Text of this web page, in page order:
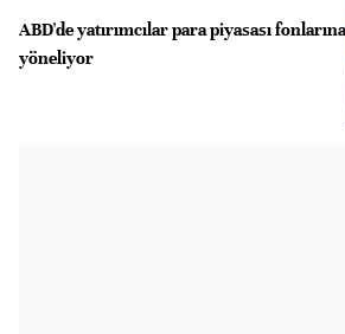
ABD'de yatırımcılar para piyasası fonlarına
yöneliyor